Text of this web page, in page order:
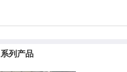
系列产品